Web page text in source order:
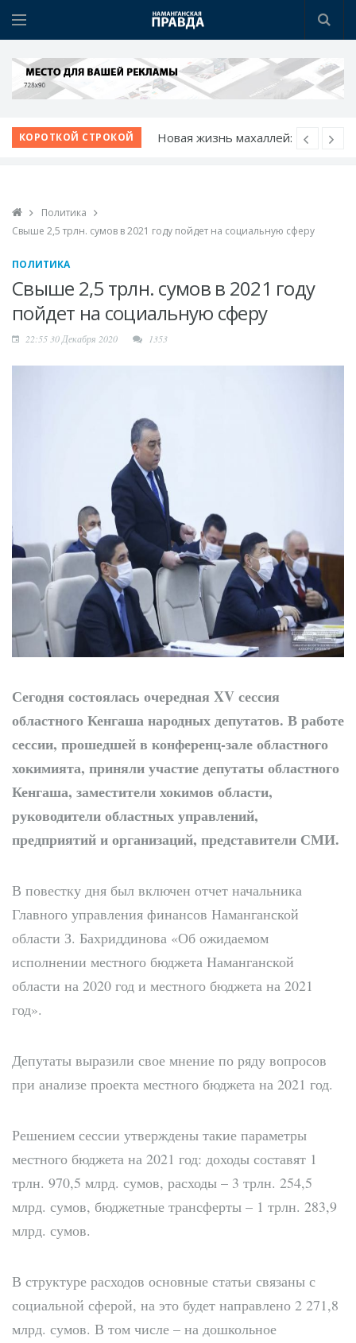
КОРОТКОЙ СТРОКОЙ
Новая жизнь махаллей:
возможностями
обновлению:
преображаются
проблемные махалли
Победа при полных
трибунах
Политика
Свыше 2,5 трлн. сумов в 2021 году пойдет на социальную сферу
ПОЛИТИКА
Свыше 2,5 трлн. сумов в 2021 году
пойдет на социальную сферу
22:55 30 Декабря 2020 1353
Сегодня состоялась очередная XV сессия
областного Кенгаша народных депутатов. В работе
сессии, прошедшей в конференц-зале областного
хокимията, приняли участие депутаты областного
Кенгаша, заместители хокимов области,
руководители областных управлений,
предприятий и организаций, представители СМИ.
В повестку дня был включен отчет начальника
Главного управления финансов Наманганской
области З. Бахриддинова «Об ожидаемом
исполнении местного бюджета Наманганской
области на 2020 год и местного бюджета на 2021
год».
Депутаты выразили свое мнение по ряду вопросов
при анализе проекта местного бюджета на 2021 год.
Решением сессии утверждены такие параметры
местного бюджета на 2021 год: доходы составят 1
трлн. 970,5 млрд. сумов, расходы – 3 трлн. 254,5
млрд. сумов, бюджетные трансферты – 1 трлн. 283,9
млрд. сумов.
В структуре расходов основные статьи связаны с
социальной сферой, на это будет направлено 2 271,8
млрд. сумов. В том числе – на дошкольное